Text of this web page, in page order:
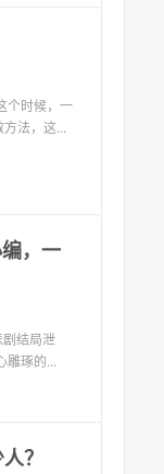
个时候，一
法，这...
，一
剧结局泄
雕琢的...
？